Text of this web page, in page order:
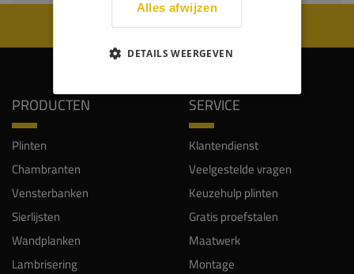
WIJ WORDEN BEOORDEELD MET EEN 8.8
PRODUCTEN
Plinten
Chambranten
Vensterbanken
Sierlijsten
Wandplanken
Lambrisering
SERVICE
Klantendienst
Veelgestelde vragen
Keuzehulp plinten
Gratis proefstalen
Maatwerk
Montage
Alles afwijzen
DETAILS WEERGEVEN